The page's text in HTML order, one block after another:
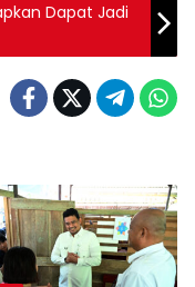
Dapat Jadi